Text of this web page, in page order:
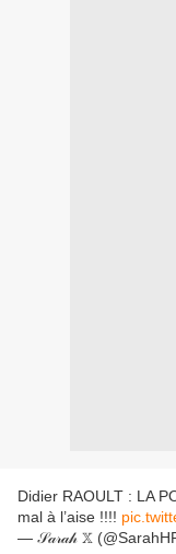
Didier RAOULT : LA
mal à l’aise !!!!
— 𝒮𝒶𝓇𝒶𝒽 𝕏